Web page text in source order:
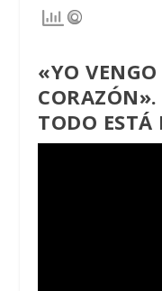
«YO
TODO ESTÁ